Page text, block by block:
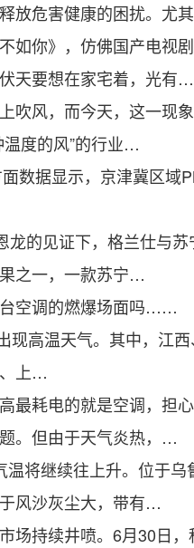
危害健康的困扰。尤
你》，仿佛国产电视
天要想在家宅着，光有…
风，而今天，这一现
度的风”的行业…
据显示，京津冀区域
见证下，格兰仕与
之一，一款苏宁…
空调的燃爆场面吗……
高温天气。其中，江
上…
耗电的就是空调，担
。但由于天气炎热，…
继续往上升。位于乌
风沙灰尘大，带有…
持续井喷。6月30日，